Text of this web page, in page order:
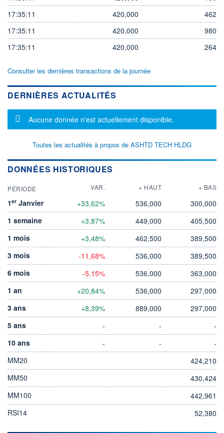
17:35:11
420,000
462
17:35:11
420,000
980
17:35:11
420,000 264
Consulter les dernières transactions de la journée
DERNIÈRES ACTUALITÉS
Message d'information
Aucune donnée n'est actuellement disponible.
Toutes les actualités à propos de ASHTD TECH HLDG
DONNÉES HISTORIQUES
PÉRIODE VAR. + HAUT + BAS
1er Janvier +33,62% 536,000
300,000
1 semaine
+3,87% 449,000
405,500
1 mois
+3,48% 462,500
389,500
3 mois
-11,68% 536,000
389,500
6 mois
-5,15% 536,000
363,000
1 an
+20,84% 536,000
297,000
3 ans
+8,39% 889,000
297,000
5 ans
- -
-
10 ans
- -
-
MM20
424,210
MM50
430,424
MM100
442,961
RSI14
52,380